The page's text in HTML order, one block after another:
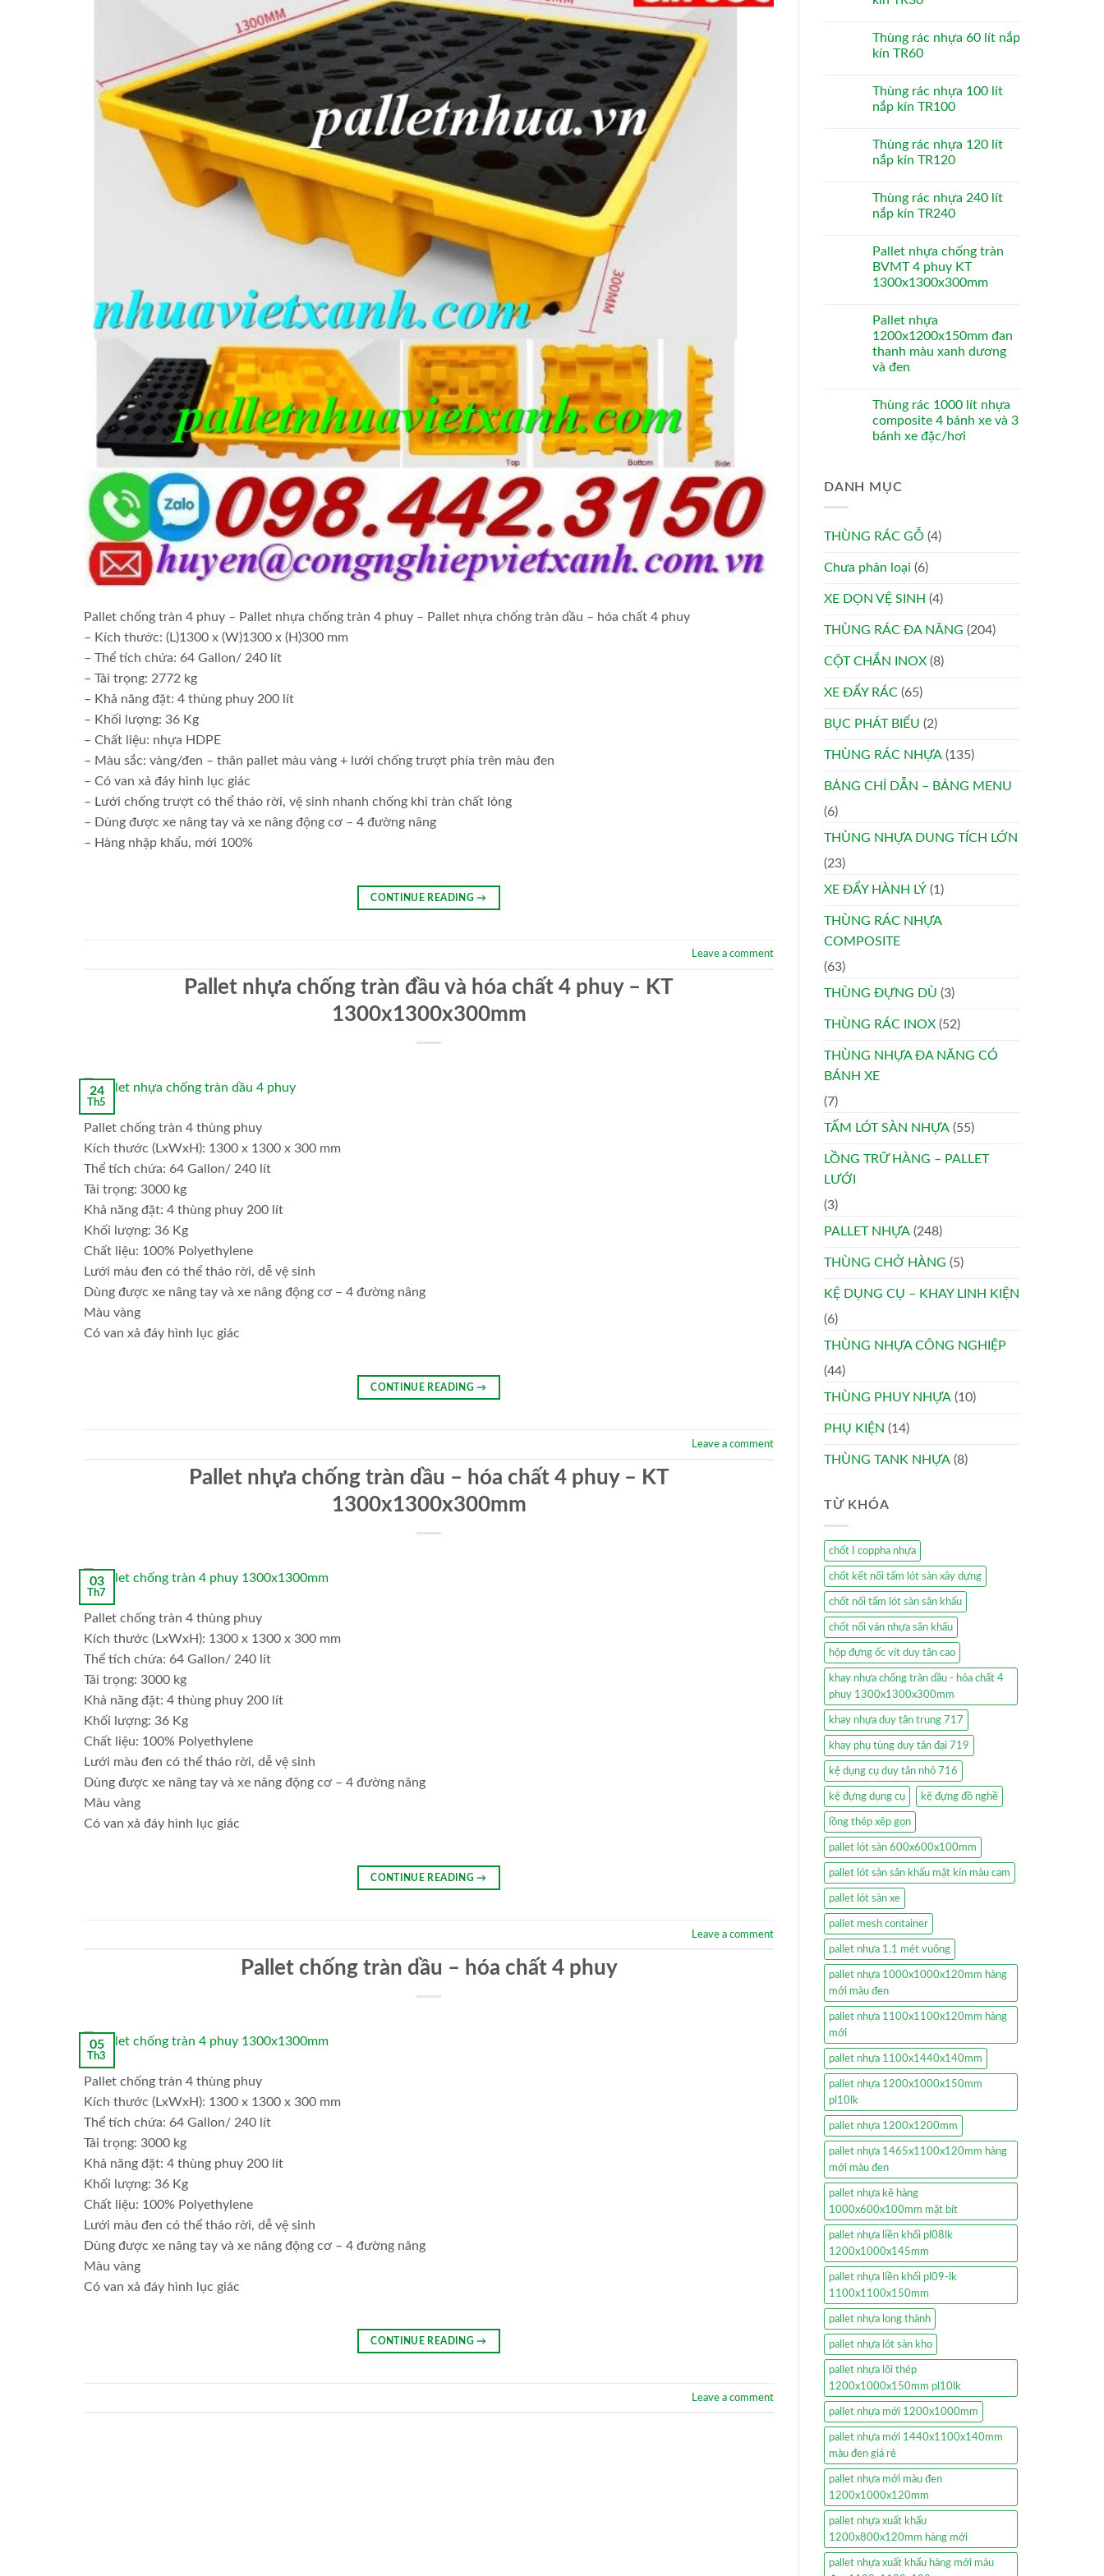
Pallet chống tràn 4 phuy – Pallet nhựa chống tràn 4 phuy – Pallet nhựa chống tràn dầu – hóa chất 4 phuy
– Kích thước: (L)1300 x (W)1300 x (H)300 mm
– Thể tích chứa: 64 Gallon/ 240 lít
– Tải trọng: 2772 kg
– Khả năng đặt: 4 thùng phuy 200 lít
– Khối lượng: 36 Kg
– Chất liệu: nhựa HDPE
– Màu sắc: vàng/đen – thân pallet màu vàng + lưới chống trượt phía trên màu đen
– Có van xả đáy hình lục giác
– Lưới chống trượt có thể tháo rời, vệ sinh nhanh chống khi tràn chất lỏng
– Dùng được xe nâng tay và xe nâng động cơ – 4 đường nâng
– Hàng nhập khẩu, mới 100%
CONTINUE READING→
Leave a comment
Pallet nhựa chống tràn đầu và hóa chất 4 phuy – KT
1300x1300x300mm
24
Th5
Pallet chống tràn 4 thùng phuy
Kích thước (LxWxH): 1300 x 1300 x 300 mm
Thể tích chứa: 64 Gallon/ 240 lít
Tải trọng: 3000 kg
Khả năng đặt: 4 thùng phuy 200 lít
Khối lượng: 36 Kg
Chất liệu: 100% Polyethylene
Lưới màu đen có thể tháo rời, dễ vệ sinh
Dùng được xe nâng tay và xe nâng động cơ – 4 đường nâng
Màu vàng
Có van xả đáy hình lục giác
CONTINUE READING→
Leave a comment
Pallet nhựa chống tràn dầu – hóa chất 4 phuy – KT
1300x1300x300mm
03
Th7
Pallet chống tràn 4 thùng phuy
Kích thước (LxWxH): 1300 x 1300 x 300 mm
Thể tích chứa: 64 Gallon/ 240 lít
Tải trọng: 3000 kg
Khả năng đặt: 4 thùng phuy 200 lít
Khối lượng: 36 Kg
Chất liệu: 100% Polyethylene
Lưới màu đen có thể tháo rời, dễ vệ sinh
Dùng được xe nâng tay và xe nâng động cơ – 4 đường nâng
Màu vàng
Có van xả đáy hình lục giác
CONTINUE READING→
Leave a comment
Pallet chống tràn dầu – hóa chất 4 phuy
05
Th3
Pallet chống tràn 4 thùng phuy
Kích thước (LxWxH): 1300 x 1300 x 300 mm
Thể tích chứa: 64 Gallon/ 240 lít
Tải trọng: 3000 kg
Khả năng đặt: 4 thùng phuy 200 lít
Khối lượng: 36 Kg
Chất liệu: 100% Polyethylene
Lưới màu đen có thể tháo rời, dễ vệ sinh
Dùng được xe nâng tay và xe nâng động cơ – 4 đường nâng
Màu vàng
Có van xả đáy hình lục giác
CONTINUE READING→
Leave a comment
Thùng rác nhựa 60 lít nắp
kín TR60
Thùng rác nhựa 100 lít
nắp kín TR100
Thùng rác nhựa 120 lít
nắp kín TR120
Thùng rác nhựa 240 lít
nắp kín TR240
Pallet nhựa chống tràn
BVMT 4 phuy KT
1300x1300x300mm
Pallet nhựa
1200x1200x150mm đan
thanh màu xanh dương
và đen
Thùng rác 1000 lít nhựa
composite 4 bánh xe và 3
bánh xe đặc/hơi
DANH MỤC
THÙNG RÁC GỖ (4)
Chưa phân loại (6)
XE DỌN VỆ SINH (4)
THÙNG RÁC ĐA NĂNG (204)
CỘT CHẮN INOX (8)
XE ĐẨY RÁC (65)
BỤC PHÁT BIỂU (2)
THÙNG RÁC NHỰA (135)
BẢNG CHỈ DẪN – BẢNG MENU
(6)
THÙNG NHỰA DUNG TÍCH LỚN
(23)
XE ĐẨY HÀNH LÝ (1)
THÙNG RÁC NHỰA
COMPOSITE
(63)
THÙNG ĐỰNG DÙ (3)
THÙNG RÁC INOX (52)
THÙNG NHỰA ĐA NĂNG CÓ
BÁNH XE
(7)
TẤM LÓT SÀN NHỰA (55)
LỒNG TRỮ HÀNG – PALLET
LƯỚI
(3)
PALLET NHỰA (248)
THÙNG CHỞ HÀNG (5)
KỆ DỤNG CỤ – KHAY LINH KIỆN
(6)
THÙNG NHỰA CÔNG NGHIỆP
(44)
THÙNG PHUY NHỰA (10)
PHỤ KIỆN (14)
THÙNG TANK NHỰA (8)
TỪ KHÓA
chốt I coppha nhựa
chốt kết nối tấm lót sàn xây dựng
chốt nối tấm lót sàn sân khấu
chốt nối ván nhựa sân khấu
hộp đựng ốc vít duy tân cao
khay nhựa chống tràn dầu - hóa chất 4
phuy 1300x1300x300mm
khay nhựa duy tân trung 717
khay phụ tùng duy tân đại 719
kệ dụng cụ duy tân nhỏ 716
kệ đựng dụng cụ kệ đựng đồ nghề
lồng thép xêp gọn
pallet lót sàn 600x600x100mm
pallet lót sàn sân khấu mặt kín màu cam
pallet lót sàn xe
pallet mesh container
pallet nhựa 1.1 mét vuông
pallet nhựa 1000x1000x120mm hàng
mới màu đen
pallet nhựa 1100x1100x120mm hàng
mới
pallet nhựa 1100x1440x140mm
pallet nhựa 1200x1000x150mm
pl10lk
pallet nhựa 1200x1200mm
pallet nhựa 1465x1100x120mm hàng
mới màu đen
pallet nhựa kê hàng
1000x600x100mm mặt bít
pallet nhựa liền khối pl08lk
1200x1000x145mm
pallet nhựa liền khối pl09-lk
1100x1100x150mm
pallet nhựa long thành
pallet nhựa lót sàn kho
pallet nhựa lõi thép
1200x1000x150mm pl10lk
pallet nhựa mới 1200x1000mm
pallet nhựa mới 1440x1100x140mm
màu đen giá rẻ
pallet nhựa mới màu đen
1200x1000x120mm
pallet nhựa xuất khẩu
1200x800x120mm hàng mới
pallet nhựa xuất khẩu hàng mới màu